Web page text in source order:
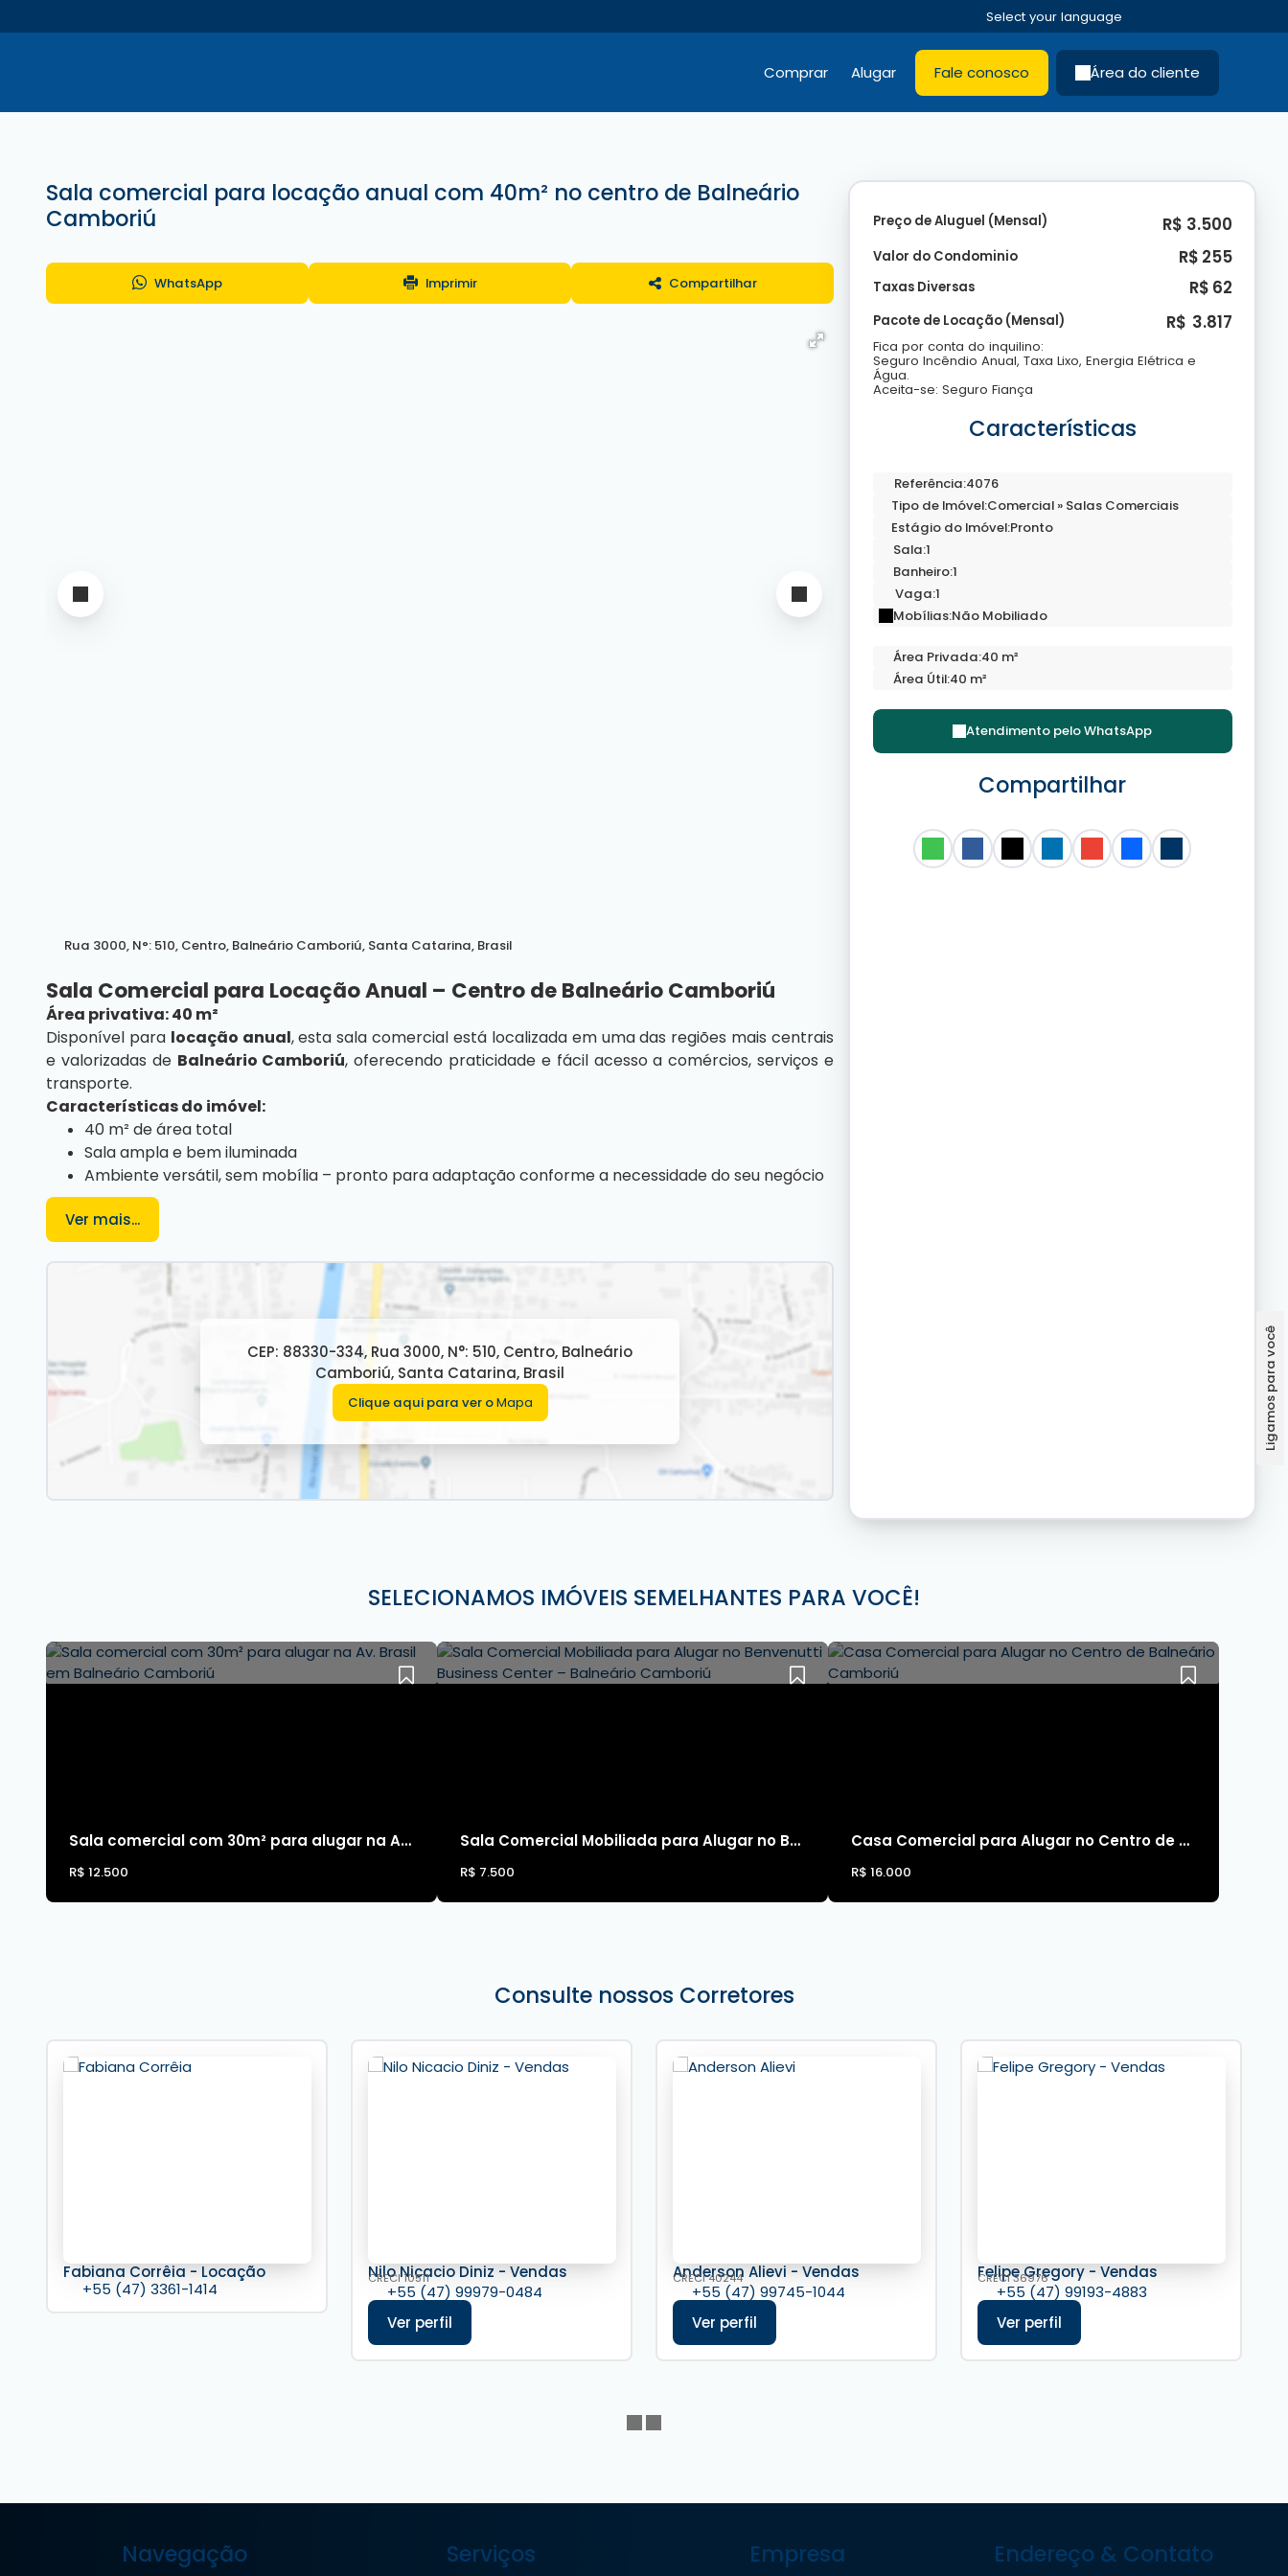
Área do cliente
Fale conosco
Alugar
Comprar
Sala comercial para locação anual com 40m² no centro de Balneário
Camboriú
WhatsApp Imprimir Compartilhar
Rua 3000, N°: 510, Centro, Balneário Camboriú, Santa Catarina, Brasil
Sala Comercial para Locação Anual – Centro de Balneário Camboriú
Área privativa: 40 m²
Disponível para locação anual, esta sala comercial está localizada em uma das regiões mais centrais
e valorizadas de Balneário Camboriú, oferecendo praticidade e fácil acesso a comércios, serviços e
transporte.
Características do imóvel:
40 m² de área total
Sala ampla e bem iluminada
Ambiente versátil, sem mobília – pronto para adaptação conforme a necessidade do seu negócio
Ideal para:
Escritórios de advocacia, contabilidade, consultórios, coworking, agências e outros segmentos que
buscam um espaço funcional em localização estratégica.
Para mais informações, contate a
imobiliária Desc Imóveis em Balneário Camboriú.
Ver mais...
CEP: 88330-334, Rua 3000, N°: 510, Centro, Balneário
Camboriú, Santa Catarina, Brasil
Clique aqui para ver oMapa
R$ 3.500
Preço de Aluguel (Mensal)
Aceita-se: Seguro Fiança
Fica por conta do inquilino:
Seguro Incêndio Anual, Taxa Lixo, Energia Elétrica e
Água.
Valor do Condominio R$ 255
Taxas Diversas R$ 62
R$ 3.817
Pacote de Locação (Mensal)
Características
Referência:4076
Tipo de Imóvel:Comercial »Salas Comerciais
Estágio do Imóvel:Pronto
Sala:1
Banheiro:1
Vaga:1
Mobílias:Não Mobiliado
Área Privada:40 m²
Área Útil:40 m²
Atendimento peloWhatsApp
Compartilhar
SELECIONAMOS IMÓVEIS SEMELHANTES PARA VOCÊ!
Sala comercial com 30m² para alugar na Av. Brasil em Balneário Camboriú
R$ 12.500
Sala Comercial Mobiliada para Alugar no Benvenutti Business Center – Balneário Camboriú
R$ 7.500
Casa Comercial para Alugar no Centro de Balneário Camboriú
R$ 16.000
Consulte nossos Corretores
Fabiana Corrêia - Locação
+55 (47) 3361-1414
Nilo Nicacio Diniz - Vendas
CRECI10511
+55 (47) 99979-0484
Anderson Alievi - Vendas
CRECI40244
+55 (47) 99745-1044
Felipe Gregory - Vendas
CRECI36976
+55 (47) 99193-4883
Navegação Serviços Empresa Endereço & Contato